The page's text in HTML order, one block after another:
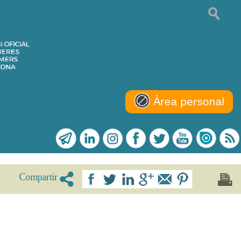
Àrea personal
Compartir